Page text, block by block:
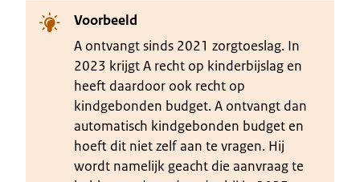
Voorbeeld
A ontvangt sinds 2021 zorgtoeslag. In
2023 krijgt A recht op kinderbijslag en
heeft daardoor ook recht op
kindgebonden budget. A ontvangt dan
automatisch kindgebonden budget en
hoeft dit niet zelf aan te vragen. Hij
wordt namelijk geacht die aanvraag te